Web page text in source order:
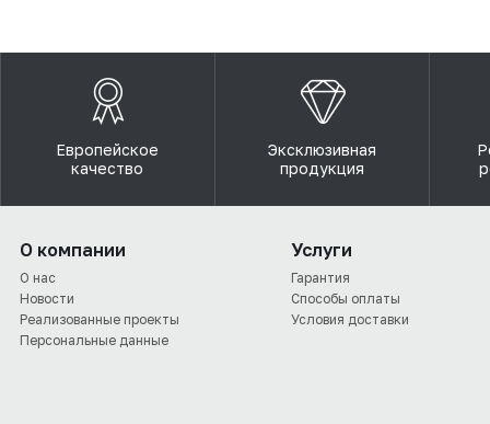
Европейское
качество
Эксклюзивная
продукция
О компании
О нас
Новости
Реализованные проекты
Персональные данные
Услуги
Гарантия
Способы оплаты
Условия доставки